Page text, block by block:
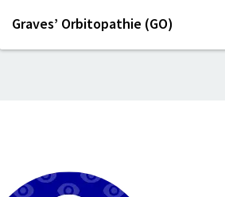
Graves’ Orbitopathie (GO)